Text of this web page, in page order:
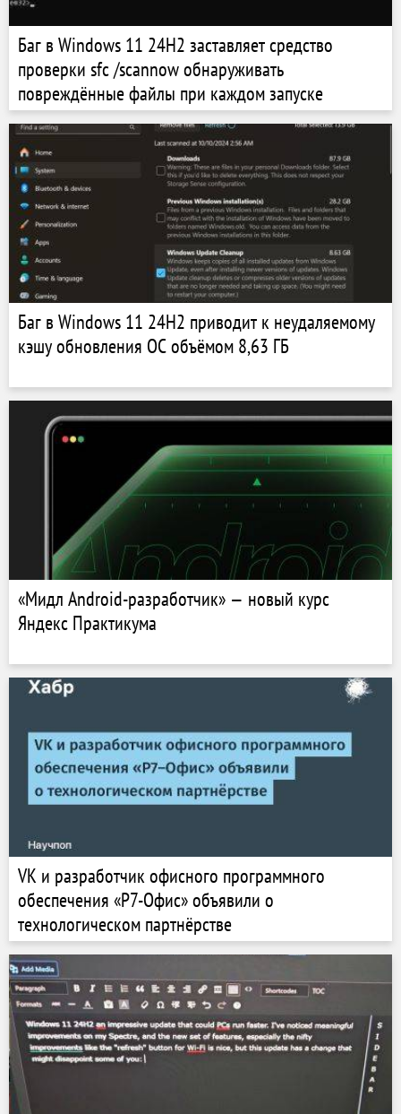
Баг в Windows 11 24H2 заставляет средство
проверки sfc /scannow обнаруживать
повреждённые файлы при каждом запуске
Баг в Windows 11 24H2 приводит к неудаляемому
кэшу обновления ОС объёмом 8,63 ГБ
«Мидл Android-разработчик» — новый курс
Яндекс Практикума
VK и разработчик офисного программного
обеспечения «Р7-Офис» объявили о
технологическом партнёрстве